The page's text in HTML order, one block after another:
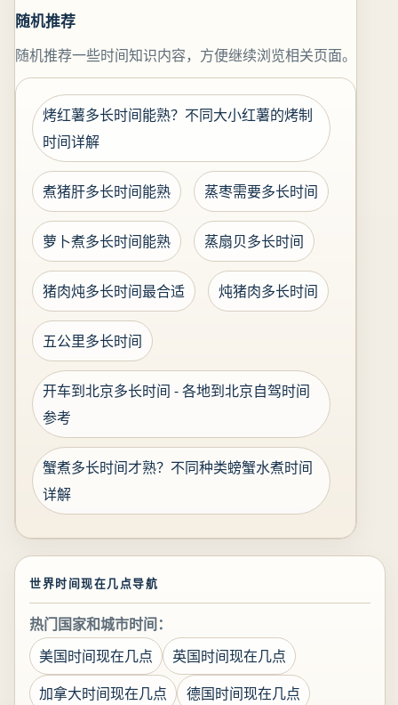
随机推荐
随机推荐一些时间知识内容，方便继续浏览相关页面。
烤红薯多长时间能熟？不同大小红薯的烤制
时间详解
煮猪肝多长时间能熟 蒸枣需要多长时间
萝卜煮多长时间能熟 蒸扇贝多长时间
猪肉炖多长时间最合适 炖猪肉多长时间
五公里多长时间
开车到北京多长时间 - 各地到北京自驾时间
参考
蟹煮多长时间才熟？不同种类螃蟹水煮时间
详解
世界时间现在几点导航
热门国家和城市时间：
美国时间现在几点
英国时间现在几点
加拿大时间现在几点
德国时间现在几点